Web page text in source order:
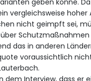
geben könne.
vergleichsweise hoher
nicht geimpft sei,
das in anderen
voraussichtlich